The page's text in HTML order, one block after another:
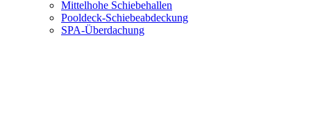
Mittelhohe Schiebehallen
Pooldeck-Schiebeabdeckung
SPA-Überdachung